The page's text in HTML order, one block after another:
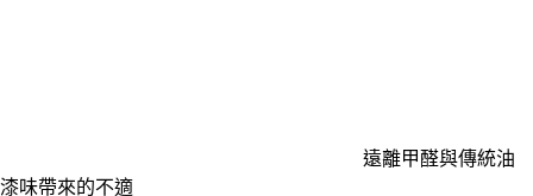
遠離甲醛與傳統油
漆味帶來的不適